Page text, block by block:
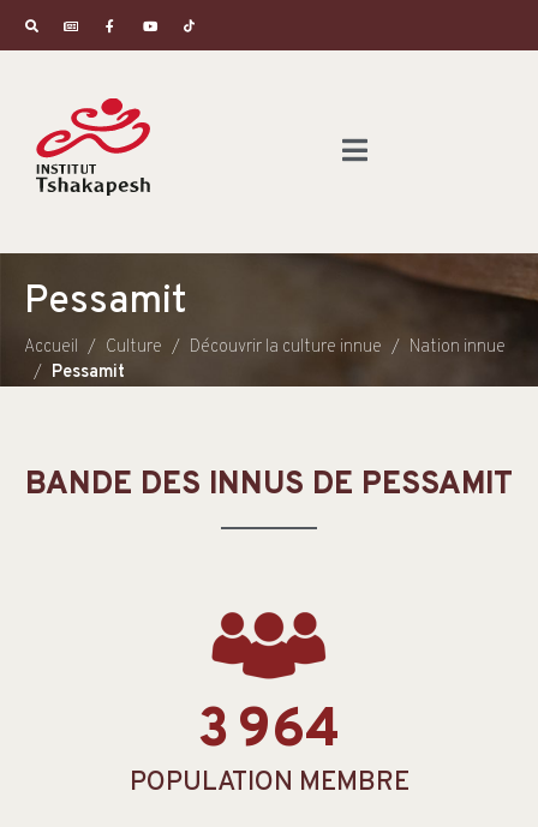
Pessamit
Accueil Culture Découvrir la culture innue
Nation innue
Pessamit
BANDE DES INNUS DE PESSAMIT
3 964
POPULATION MEMBRE